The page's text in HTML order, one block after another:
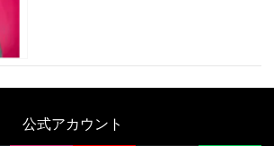
公式アカウント